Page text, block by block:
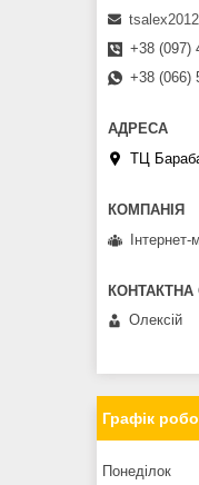
+38 (097)
+38 (066)
ТЦ
Олексій
Графік
Понеділок